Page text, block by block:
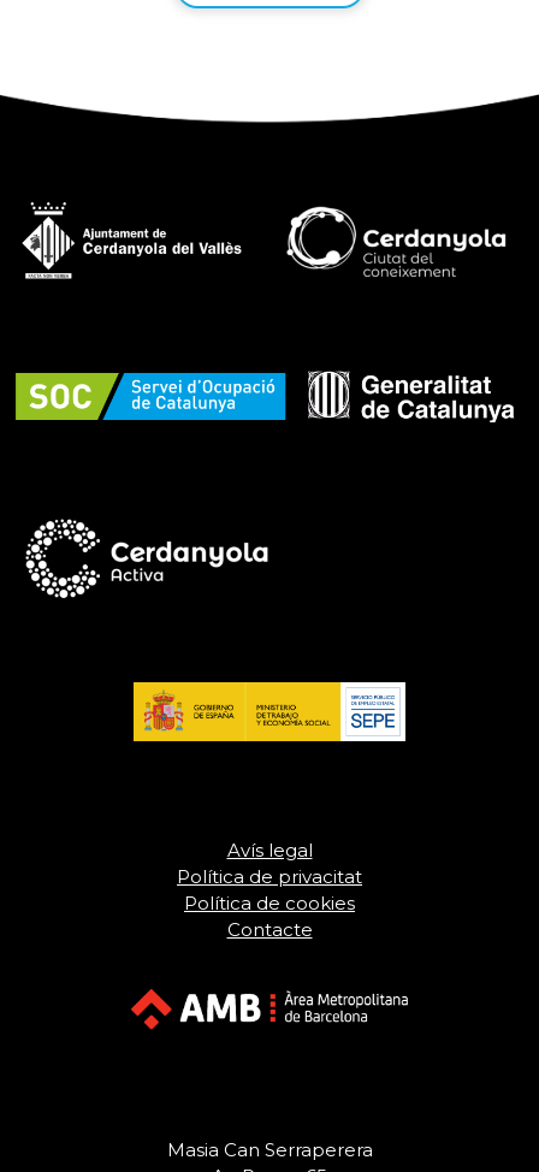
Avís legal
Política de privacitat
Política de cookies
Contacte
Masia Can Serraperera